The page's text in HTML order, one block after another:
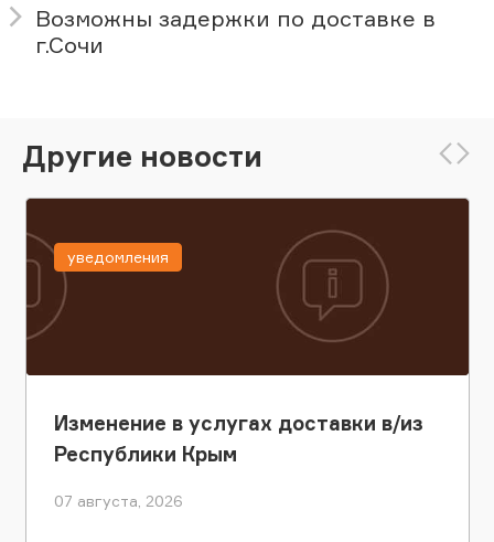
Возможны задержки по доставке в
г.Сочи
Другие новости
Изменение в услугах доставки в/из
Республики Крым
07 августа, 2026
уведомления